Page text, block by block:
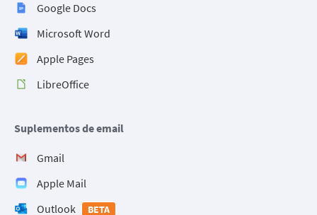
Google Docs
Microsoft Word
Apple Pages
LibreOffice
Suplementos de email
Gmail
Apple Mail
Outlook
BETA